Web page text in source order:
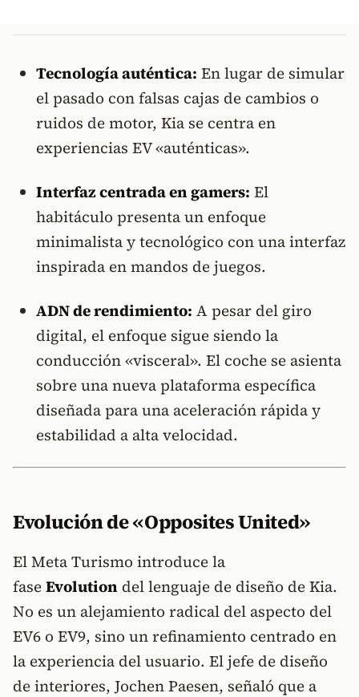
Tecnología auténtica: En lugar de simular
el pasado con falsas cajas de cambios o
ruidos de motor, Kia se centra en
experiencias EV «auténticas».
Interfaz centrada en gamers: El
habitáculo presenta un enfoque
minimalista y tecnológico con una interfaz
inspirada en mandos de juegos.
ADN de rendimiento: A pesar del giro
digital, el enfoque sigue siendo la
conducción «visceral». El coche se asienta
sobre una nueva plataforma específica
diseñada para una aceleración rápida y
estabilidad a alta velocidad.
Evolución de «Opposites United»
El Meta Turismo introduce la
faseEvolution del lenguaje de diseño de Kia.
No es un alejamiento radical del aspecto del
EV6 o EV9, sino un refinamiento centrado en
la experiencia del usuario. El jefe de diseño
de interiores, Jochen Paesen, señaló que a